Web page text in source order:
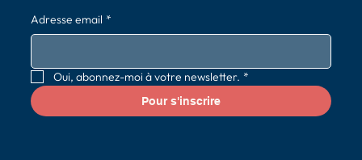
Adresse email *
Oui, abonnez-moi à votre newsletter. *
Pour s'inscrire